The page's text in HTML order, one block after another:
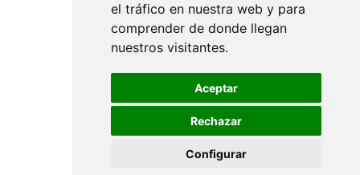
el tráfico en nuestra web y para
comprender de donde llegan
nuestros visitantes.
Aceptar
Rechazar
Configurar